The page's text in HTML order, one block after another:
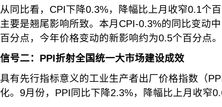
从同比看，CPI下降0.3%，降幅比上月收窄0.1个
主要是翘尾影响所致。本月CPI-0.3%的同比变动
百分点，今年价格变动的新影响约为0.5个百分点。
信号二：PPI折射全国统一大市场建设成效
具有先行指标意义的工业生产者出厂价格指数（
化。9月份，PPI同比下降2.3%，降幅比上月收窄